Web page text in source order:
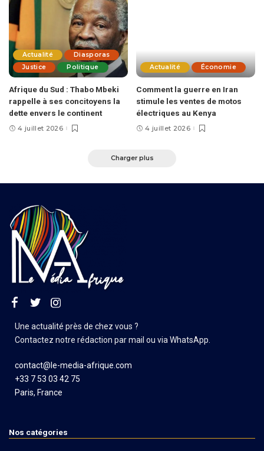
Actualité
Diasporas
Justice
Politique
Afrique du Sud : Thabo Mbeki
rappelle à ses concitoyens la
dette envers le continent
4 juillet 2026
Actualité Économie
Comment la guerre en Iran
stimule les ventes de motos
électriques au Kenya
4 juillet 2026
Charger plus
Une actualité près de chez vous ?
Contactez notre rédaction par mail ou via WhatsApp.
contact@le-media-afrique.com
+33 7 53 03 42 75
Paris, France
Nos catégories